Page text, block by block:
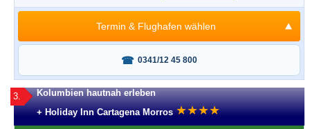
0341/12 45 800
Termin & Flughafen wählen
3.
Kolumbien hautnah erleben
+ Holiday Inn Cartagena Morros ★★★★